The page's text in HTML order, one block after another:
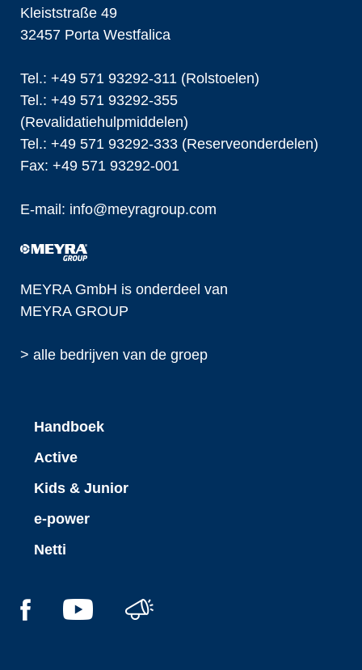
Kleiststraße 49
32457 Porta Westfalica
Tel.: +49 571 93292-311 (Rolstoelen)
Tel.: +49 571 93292-355
(Revalidatiehulpmiddelen)
Tel.: +49 571 93292-333 (Reserveonderdelen)
Fax: +49 571 93292-001
E-mail: info@meyragroup.com
MEYRA GmbH is onderdeel van
MEYRA GROUP
> alle bedrijven van de groep
Handboek
Active
Kids & Junior
e-power
Netti